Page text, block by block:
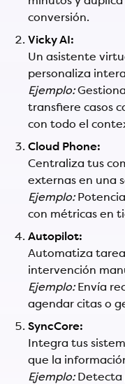
conversión.
Vicky AI:
Un asistente
personaliza
Ejemplo:
transfiere casos
con todo el
Cloud Phone:
Centraliza tus
externas en una
Ejemplo:
con métricas en
Autopilot:
Automatiza
intervención
Ejemplo:Envía
agendar citas o
SyncCore:
Integra tus
que la
Ejemplo:Detecta